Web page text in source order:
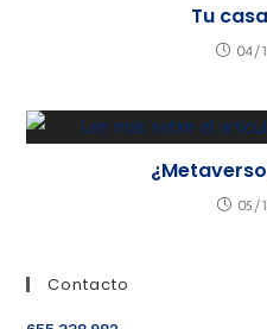
Tu
04/
05/
Contacto